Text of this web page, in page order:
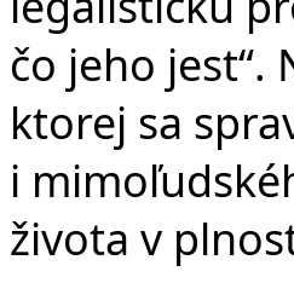
čo jeho
ktorej sa
i
života v